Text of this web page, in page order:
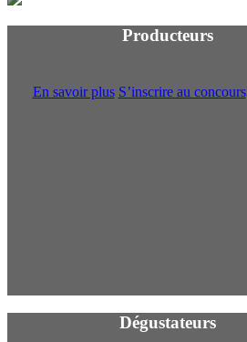
Producteurs
En savoir plus S’inscrire au concours
Dégustateurs